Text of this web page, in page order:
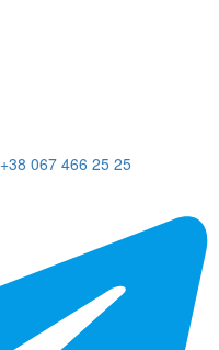
+38 067 466 25 25